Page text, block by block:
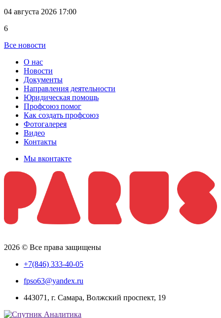
04 августа 2026 17:00
6
Все новости
О нас
Новости
Документы
Направления деятельности
Юридическая помощь
Профсоюз помог
Как создать профсоюз
Фотогалерея
Видео
Контакты
Мы вконтакте
2026 © Все права защищены
+7(846) 333-40-05
fpso63@yandex.ru
443071, г. Самара, Волжский проспект, 19